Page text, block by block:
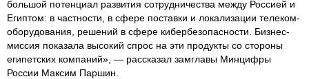
большой потенциал развития сотрудничества между Россией и
Египтом: в частности, в сфере поставки и локализации телеком-
оборудования, решений в сфере кибербезопасности. Бизнес-
миссия показала высокий спрос на эти продукты со стороны
египетских компаний», — рассказал замглавы Минцифры
России Максим Паршин.